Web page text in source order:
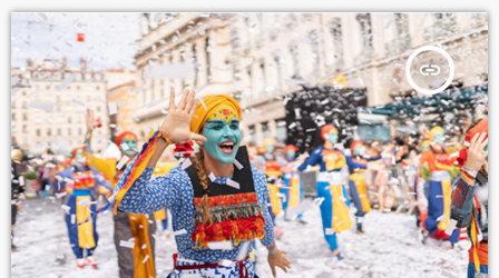
Le second a écopé d’une amende […]
insert_link